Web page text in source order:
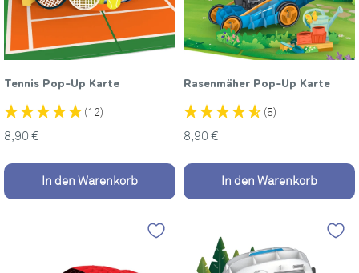
Tennis Pop-Up Karte
(12)
Sonderpreis
8,90 €
In den Warenkorb
Rasenmäher Pop-Up Karte
(5)
Sonderpreis
8,90 €
In den Warenkorb